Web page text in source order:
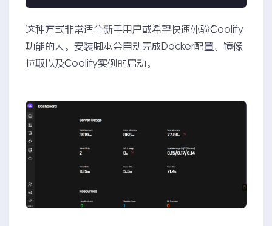
这种方式非常适合新手用户或希望快速体验Coolify
功能的人。安装脚本会自动完成Docker配置、镜像
拉取以及Coolify实例的启动。